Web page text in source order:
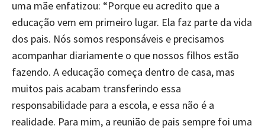
uma mãe enfatizou: “Porque eu acredito que a
educação vem em primeiro lugar. Ela faz parte da vida
dos pais. Nós somos responsáveis e precisamos
acompanhar diariamente o que nossos filhos estão
fazendo. A educação começa dentro de casa, mas
muitos pais acabam transferindo essa
responsabilidade para a escola, e essa não é a
realidade. Para mim, a reunião de pais sempre foi uma